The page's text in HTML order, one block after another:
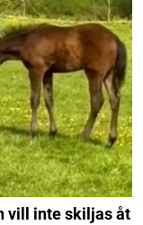
vill inte skiljas åt